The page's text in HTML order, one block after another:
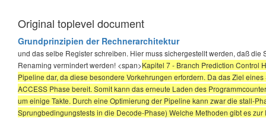
Original toplevel document
Grundprinzipien der Rechnerarchitektur
und das selbe Register schreiben. Hier muss sichergestellt werden, daß
Renaming vermindert werden! <span>Kapitel 7 - Branch Prediction Control
Pipeline dar, da diese besondere Vorkehrungen erfordern. Da das Ziel
ACCESS Phase bereit. Somit kann das erneute Laden des
um einige Takte. Durch eine Optimierung der Pipeline kann zwar die stall-
Sprungbedingungstests in die Decode-Phase) Welche Methoden gibt es